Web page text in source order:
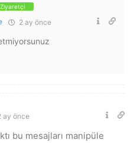
Ziyaretçi
2 ay önce
ay önce
bu mesajları manipüle